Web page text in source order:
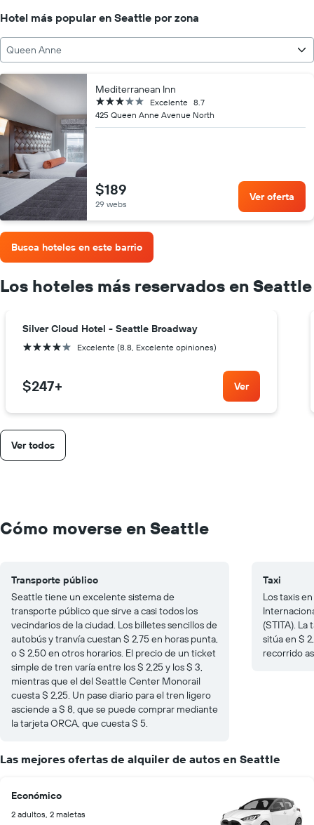
Hotel más popular en Seattle por zona
Queen Anne
Mediterranean Inn
3 estrellas Excelente 8.7
425 Queen Anne Avenue North
$189
29 webs
Ver oferta
Busca hoteles en este barrio
Los hoteles más reservados en Seattle
Silver Cloud Hotel - Seattle Broadway
4 estrellas Excelente (8.8, Excelente opiniones)
$247+ Ver
Ver todos
Cómo moverse en Seattle
Transporte público
Seattle tiene un excelente sistema de
transporte público que sirve a casi todos los
vecindarios de la ciudad. Los billetes sencillos de
autobús y tranvía cuestan $ 2,75 en horas punta,
o $ 2,50 en otros horarios. El precio de un ticket
simple de tren varía entre los $ 2,25 y los $ 3,
mientras que el del Seattle Center Monorail
cuesta $ 2,25. Un pase diario para el tren ligero
asciende a $ 8, que se puede comprar mediante
la tarjeta ORCA, que cuesta $ 5.
Taxi
Los taxis
(STITA). La
sitúa en $
recorrido
Las mejores ofertas de alquiler de autos en Seattle
Económico
2 adultos, 2 maletas